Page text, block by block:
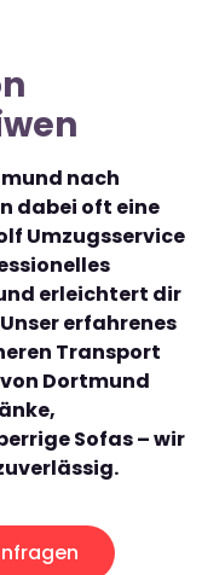
nach
dabei oft eine
Umzugsservice
erleichtert dir
erfahrenes
Transport
Dortmund
Sofas – wir